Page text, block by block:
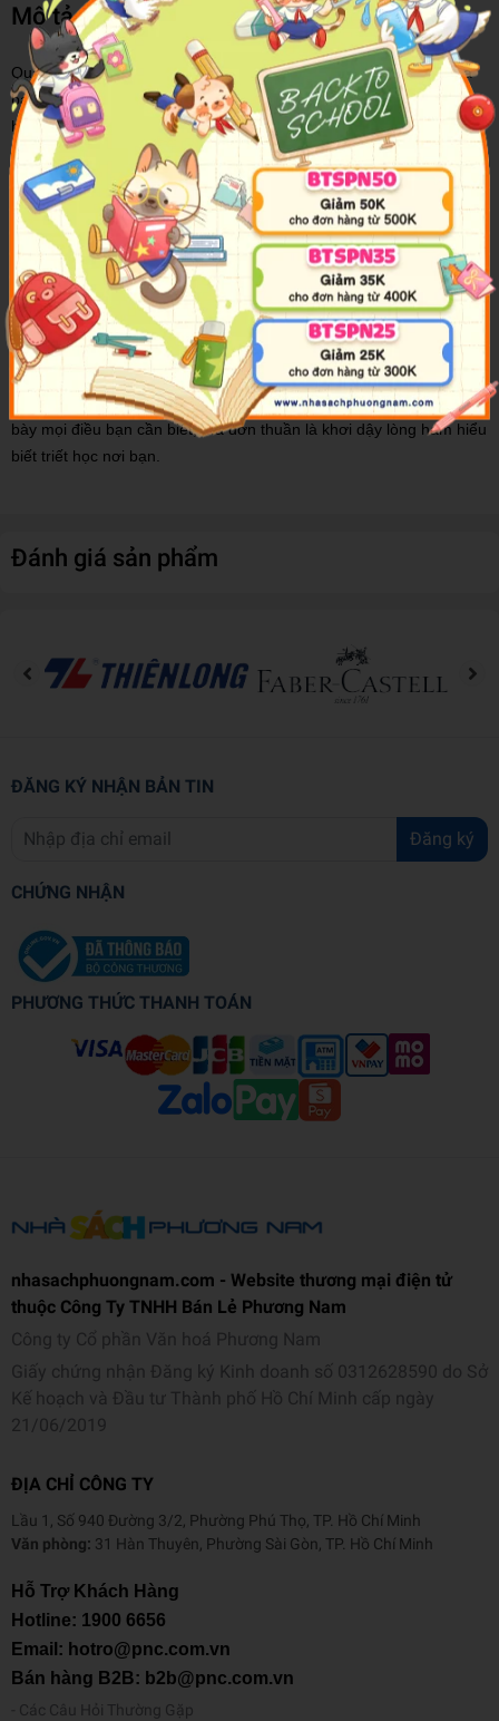
Mô tả sản phẩm
Qua hai thiên niên kỷ rưỡi, triết học đã không ngừng phát triển và
bao chứa rất nhiều lĩnh vực phụ, như nhận thức luận, siêu hình
học, đạo đức học, mỹ học, nữ quyền,…
Bên cạnh dòng triết học phương Tây với nguồn gốc từ Hy Lạp cổ
đại, chúng ta không thể phủ nhận rằng Trung Hoa, Ấn Độ và nhiều
nền về văn hóa khác cũng có truyền thống lâu đời tương tự và đã
phát triển phương cách riêng để tiếp cận những câu hỏi cốt yếu.
Đó đều là triết học.
Để giúp bạn đặt chân vào “cánh rừng” bí ẩn và rộng lớn này, cuốn
sáchBài Học Triết Lý Từ Những Hiền Nhân Lỗi Lạc đã tổng hợp
lại một trăm trích dẫn triết học - lừng danh, khét tiếng, gây tranh
cãi, hoặc ít có ai hay. Mục tiêu của cuốn sách không phải là trình
bày mọi điều bạn cần biết, mà đơn thuần là khơi dậy lòng ham hiểu
biết triết học nơi bạn.
Đánh giá sản phẩm
ĐĂNG KÝ NHẬN BẢN TIN
Đăng ký
CHỨNG NHẬN
PHƯƠNG THỨC THANH TOÁN
nhasachphuongnam.com - Website thương mại điện tử
thuộc Công Ty TNHH Bán Lẻ Phương Nam
Công ty Cổ phần Văn hoá Phương Nam
Giấy chứng nhận Đăng ký Kinh doanh số 0312628590 do Sở
Kế hoạch và Đầu tư Thành phố Hồ Chí Minh cấp ngày
21/06/2019
ĐỊA CHỈ CÔNG TY
Lầu 1, Số 940 Đường 3/2, Phường Phú Thọ, TP. Hồ Chí Minh
Văn phòng: 31 Hàn Thuyên, Phường Sài Gòn, TP. Hồ Chí Minh
Hỗ Trợ Khách Hàng
Hotline: 1900 6656
Email: hotro@pnc.com.vn
Bán hàng B2B: b2b@pnc.com.vn
Các Câu Hỏi Thường Gặp